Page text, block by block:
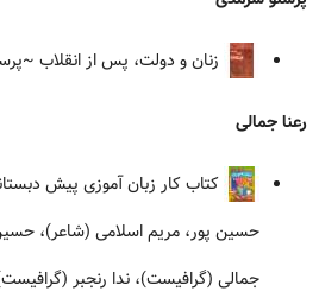
زنان و دولت، پس از انقلاب
رعنا جمالی
کتاب کار زبان آموزی پیش
حسین پور، مریم اسلامی (شاعر)،
جمالی (گرافیست)، ندا رنجبر